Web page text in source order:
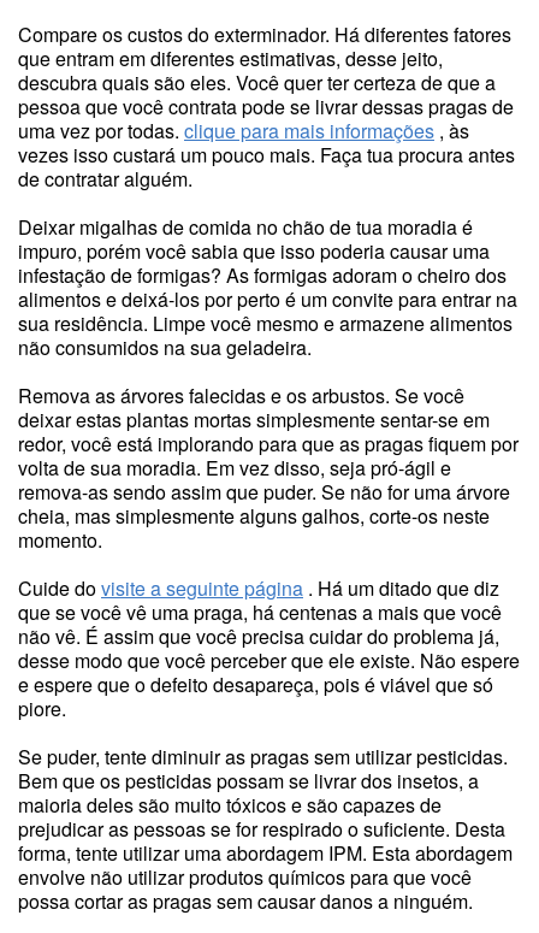
Compare os custos do exterminador. Há diferentes fatores
que entram em diferentes estimativas, desse jeito,
descubra quais são eles. Você quer ter certeza de que a
pessoa que você contrata pode se livrar dessas pragas de
uma vez por todas. clique para mais informações , às
vezes isso custará um pouco mais. Faça tua procura antes
de contratar alguém.
Deixar migalhas de comida no chão de tua moradia é
impuro, porém você sabia que isso poderia causar uma
infestação de formigas? As formigas adoram o cheiro dos
alimentos e deixá-los por perto é um convite para entrar na
sua residência. Limpe você mesmo e armazene alimentos
não consumidos na sua geladeira.
Remova as árvores falecidas e os arbustos. Se você
deixar estas plantas mortas simplesmente sentar-se em
redor, você está implorando para que as pragas fiquem por
volta de sua moradia. Em vez disso, seja pró-ágil e
remova-as sendo assim que puder. Se não for uma árvore
cheia, mas simplesmente alguns galhos, corte-os neste
momento.
Cuide dovisite a seguinte página . Há um ditado que diz
que se você vê uma praga, há centenas a mais que você
não vê. É assim que você precisa cuidar do problema já,
desse modo que você perceber que ele existe. Não espere
e espere que o defeito desapareça, pois é viável que só
piore.
Se puder, tente diminuir as pragas sem utilizar pesticidas.
Bem que os pesticidas possam se livrar dos insetos, a
maioria deles são muito tóxicos e são capazes de
prejudicar as pessoas se for respirado o suficiente. Desta
forma, tente utilizar uma abordagem IPM. Esta abordagem
envolve não utilizar produtos químicos para que você
possa cortar as pragas sem causar danos a ninguém.